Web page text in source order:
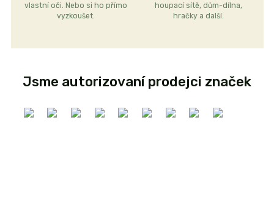
vlastní oči. Nebo si ho přímo
vyzkoušet.
houpací sítě, dům-dílna,
hračky a další.
Jsme autorizovaní prodejci značek